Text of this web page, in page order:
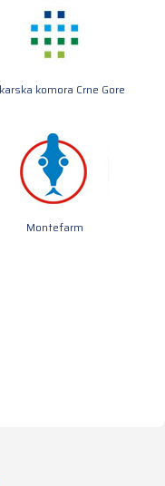
komora Crne Gore
Montefarm